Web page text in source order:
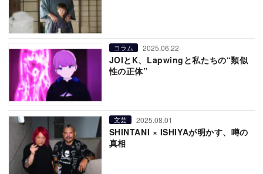
コラム 2025.06.22
JOIとK、Lapwingと私たちの“類似
性の正体”
文芸 2025.08.01
SHINTANI × ISHIYAが明かす、噂の
真相